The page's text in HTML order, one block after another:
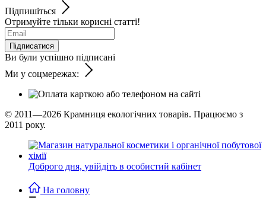
Підпишіться
Отримуйте тільки корисні статті!
Підписатися
Ви були успішно підписані
Ми у соцмережах:
© 2011—2026 Крамниця екологічних товарів. Працюємо з
2011 року.
Доброго дня, увійдіть в особистий кабінет
На головну